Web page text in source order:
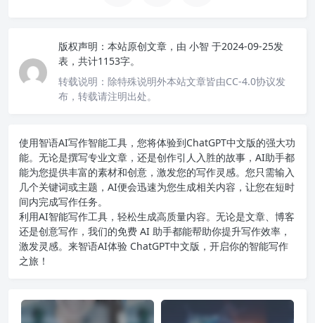
版权声明： 本站原创文章，由 小智 于2024-09-25发
表，共计1153字。
转载说明： 除特殊说明外本站文章皆由CC-4.0协议发
布，转载请注明出处。
使用智语AI写作智能工具，您将体验到ChatGPT中文版的强大功
能。无论是撰写专业文章，还是创作引人入胜的故事，AI助手都
能为您提供丰富的素材和创意，激发您的写作灵感。您只需输入
几个关键词或主题，AI便会迅速为您生成相关内容，让您在短时
间内完成写作任务。
利用AI智能写作工具，轻松生成高质量内容。无论是文章、博客
还是创意写作，我们的免费 AI 助手都能帮助你提升写作效率，
激发灵感。来智语AI体验 ChatGPT中文版 ，开启你的智能写作
之旅！